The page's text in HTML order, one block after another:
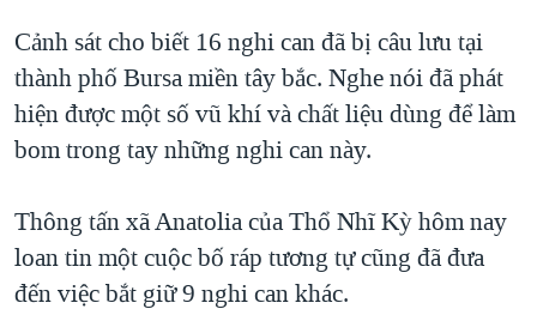
KINH TẾ
KHOA HỌC
SỨC KHOẺ
GIÁO DỤC
MỘT NĂM CHIẾN TRANH TẠI DẢI GAZA
GIẢI MÃ VÀNH ĐAI & CON ĐƯỜNG
NGÀY TỊ NẠN THẾ GIỚI
GROUND ZERO – XƯA VÀ NAY
CHI PHÍ CHIẾN TRANH AFGHANISTAN
CÁC GIÁ TRỊ CỘNG HÒA Ở VIỆT NAM
NGHE
MẠNG XÃ HỘI
Ngôn ngữ khác
Cảnh sát cho biết 16 nghi can đã bị câu lưu tại
thành phố Bursa miền tây bắc. Nghe nói đã phát
hiện được một số vũ khí và chất liệu dùng để làm
bom trong tay những nghi can này.
Thông tấn xã Anatolia của Thổ Nhĩ Kỳ hôm nay
loan tin một cuộc bố ráp tương tự cũng đã đưa
đến việc bắt giữ 9 nghi can khác.